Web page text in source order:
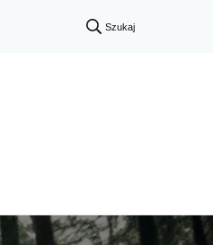
Szukaj